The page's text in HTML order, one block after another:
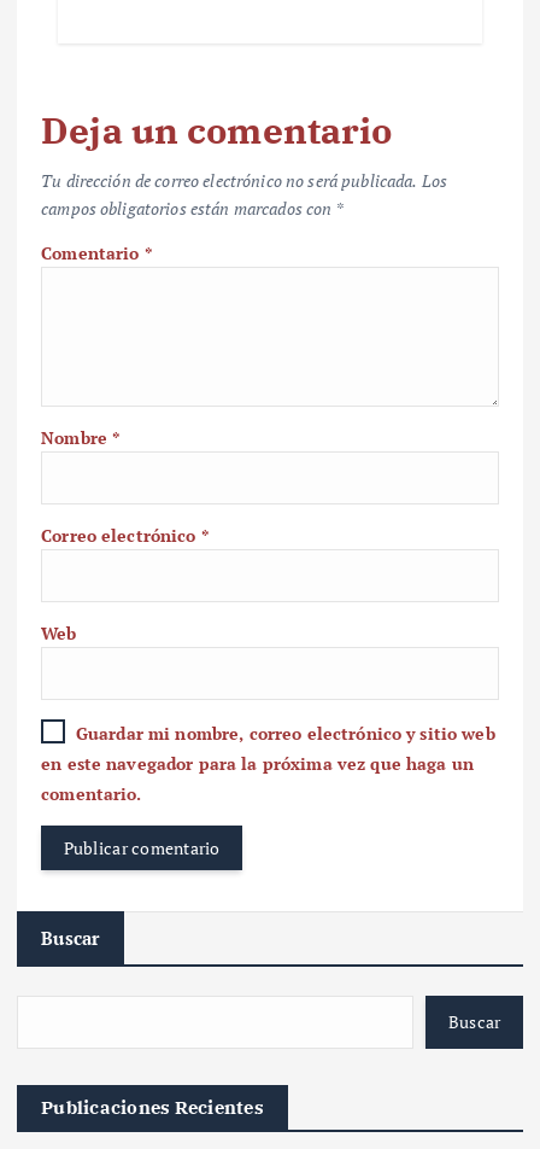
Deja un comentario
Tu dirección de correo electrónico no será publicada. Los
campos obligatorios están marcados con *
Comentario *
Nombre*
Correo electrónico *
Web
Guardar mi nombre, correo electrónico y sitio web
en este navegador para la próxima vez que haga un
comentario.
Buscar
Buscar
Publicaciones Recientes